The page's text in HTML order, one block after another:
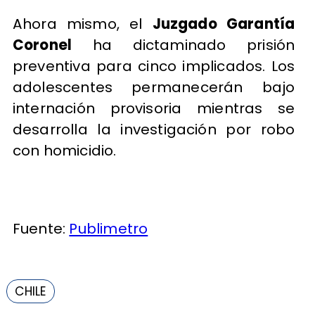
Ahora mismo, el Juzgado Garantía
Coronel ha dictaminado prisión
preventiva para cinco implicados. Los
adolescentes permanecerán bajo
internación provisoria mientras se
desarrolla la investigación por robo
con homicidio.
Fuente: Publimetro
CHILE